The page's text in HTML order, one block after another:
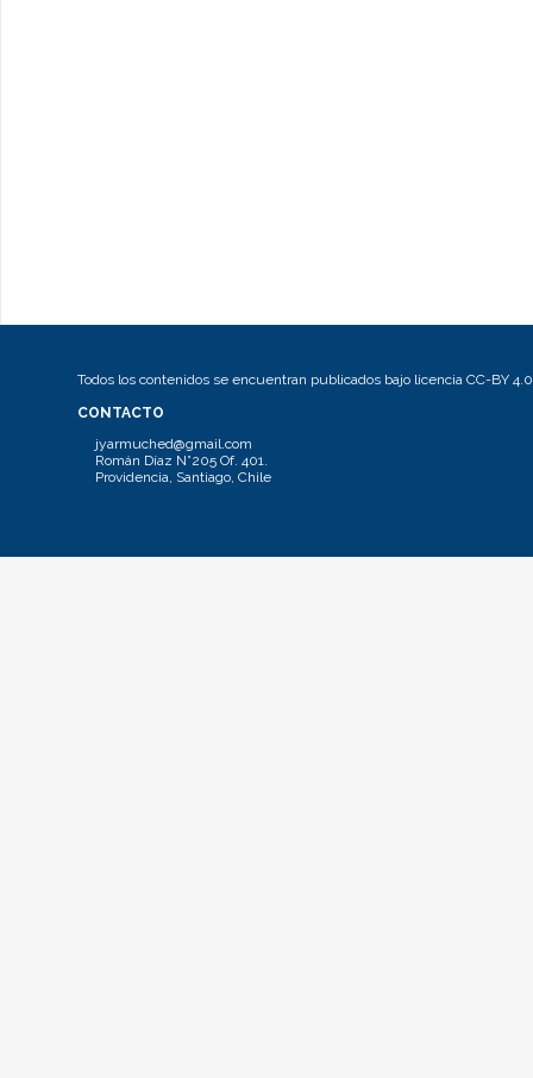
Todos los contenidos se encuentran publicados bajo licencia CC-BY 4.0
CONTACTO
jyarmuched@gmail.com
Román Díaz N°205 Of. 401.
Providencia, Santiago, Chile